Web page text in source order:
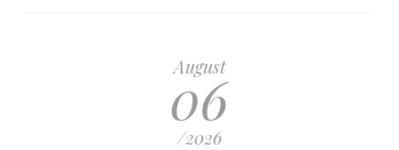
August
06
/2026